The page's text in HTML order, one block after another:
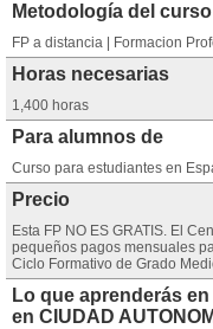
Metodología del curso
FP a distancia | Formacion
Horas necesarias
1,400 horas
Para alumnos de
Curso para estudiantes en
Precio
Esta FP NO ES GRATIS. El
pequeños pagos mensuales
Ciclo Formativo de Grado
Lo que aprenderás
en CIUDAD